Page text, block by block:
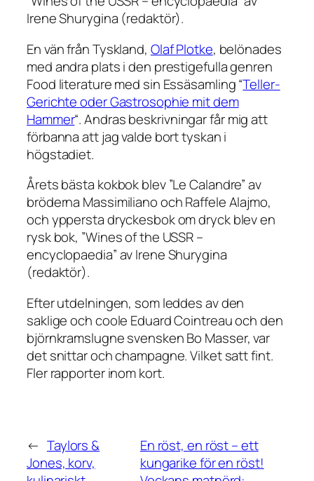
Irene Shurygina (redaktör).
En vän från Tyskland, Olaf Plotke, belönades
med andra plats i den prestigefulla genren
Food literature med sin Essäsamling “Teller-
Gerichte oder Gastrosophie mit dem
Hammer“. Andras beskrivningar får mig att
förbanna att jag valde bort tyskan i
högstadiet.
Årets bästa kokbok blev ”Le Calandre” av
bröderna Massimiliano och Raffele Alajmo,
och yppersta dryckesbok om dryck blev en
rysk bok, ”Wines of the USSR –
encyclopaedia” av Irene Shurygina
(redaktör).
Efter utdelningen, som leddes av den
saklige och coole Eduard Cointreau och den
björnkramslugne svensken Bo Masser, var
det snittar och champagne. Vilket satt fint.
Fler rapporter inom kort.
← Taylors &
Jones, korv,
En röst, en röst – ett
kungarike för en röst!